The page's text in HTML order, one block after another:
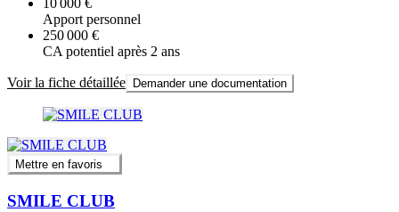
10 000 €
Apport personnel
250 000 €
CA potentiel après 2 ans
Voir la fiche détaillée Demander une documentation
Mettre en favoris
SMILE CLUB